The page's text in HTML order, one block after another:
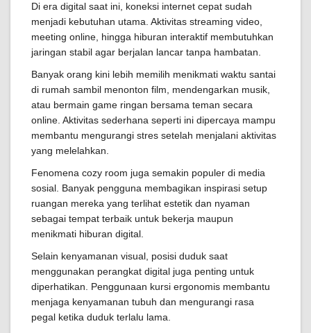
Di era digital saat ini, koneksi internet cepat sudah
menjadi kebutuhan utama. Aktivitas streaming video,
meeting online, hingga hiburan interaktif membutuhkan
jaringan stabil agar berjalan lancar tanpa hambatan.
Banyak orang kini lebih memilih menikmati waktu santai
di rumah sambil menonton film, mendengarkan musik,
atau bermain game ringan bersama teman secara
online. Aktivitas sederhana seperti ini dipercaya mampu
membantu mengurangi stres setelah menjalani aktivitas
yang melelahkan.
Fenomena cozy room juga semakin populer di media
sosial. Banyak pengguna membagikan inspirasi setup
ruangan mereka yang terlihat estetik dan nyaman
sebagai tempat terbaik untuk bekerja maupun
menikmati hiburan digital.
Selain kenyamanan visual, posisi duduk saat
menggunakan perangkat digital juga penting untuk
diperhatikan. Penggunaan kursi ergonomis membantu
menjaga kenyamanan tubuh dan mengurangi rasa
pegal ketika duduk terlalu lama.